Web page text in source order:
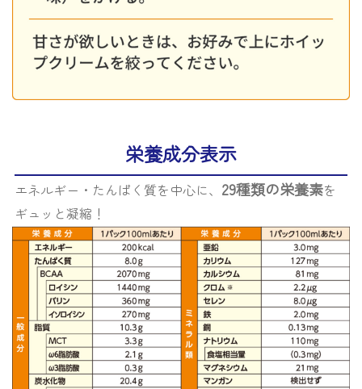
栄養成分表示
エネルギー・たんぱく質を中心に、 29種類の栄養素を
ギュッと凝縮！